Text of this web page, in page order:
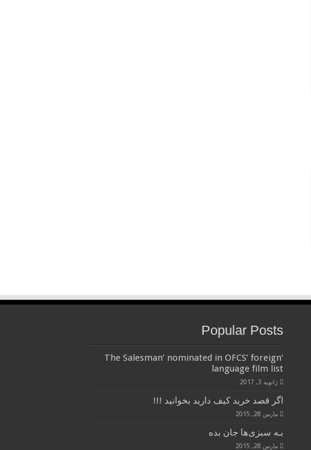
Popular Posts
‘The Salesman’ nominated in OFCS’ foreign
language film list
ژانویه 3, 2017
اگر قصد خرید کیف دارید بخوانید !!!
مارس 28, 2015
بـه سبزی‌ها جان بده
مارس 28, 2015